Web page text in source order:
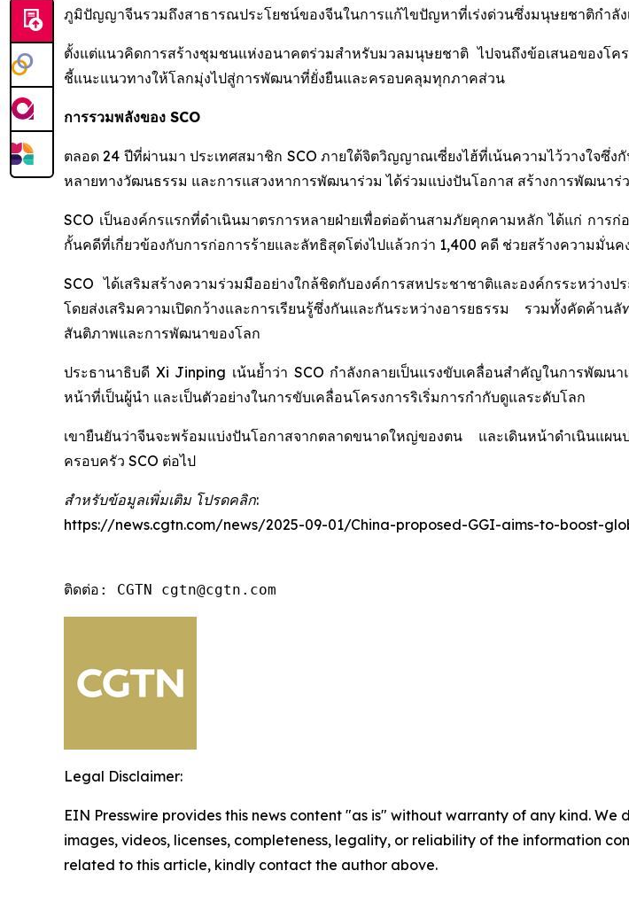
ภูมิปัญญาจีนรวมถึงสาธารณประโยชน์ของจีนในการแก้ไขปัญหาที่เร่งด่วนซึ่งมนุษยชาติกำลั
ตั้งแต่แนวคิดการสร้างชุมชนแห่งอนาคตร่วมสำหรับมวลมนุษยชาติ ไปจนถึงข้อเสนอของโค
ชี้แนะแนวทางให้โลกมุ่งไปสู่การพัฒนาที่ยั่งยืนและครอบคลุมทุกภาคส่วน
การรวมพลังของ SCO
ตลอด 24 ปีที่ผ่านมา ประเทศสมาชิก SCO ภายใต้จิตวิญญาณเซี่ยงไฮ้ที่เน้นความไว้วางใจซึ่
หลายทางวัฒนธรรม และการแสวงหาการพัฒนาร่วม ได้ร่วมแบ่งปันโอกาส สร้างการพัฒนาร่
SCO เป็นองค์กรแรกที่ดำเนินมาตรการหลายฝ่ายเพื่อต่อต้านสามภัยคุกคามหลัก ได้แก่ กา
กั้นคดีที่เกี่ยวข้องกับการก่อการร้ายและลัทธิสุดโต่งไปแล้วกว่า 1,400 คดี ช่วยสร้างความมั่น
SCO ได้เสริมสร้างความร่วมมืออย่างใกล้ชิดกับองค์การสหประชาชาติและองค์กรระหว่า
โดยส่งเสริมความเปิดกว้างและการเรียนรู้ซึ่งกันและกันระหว่างอารยธรรม รวมทั้งคัดค้
สันติภาพและการพัฒนาของโลก
ประธานาธิบดี Xi Jinping เน้นย้ำว่า SCO กำลังกลายเป็นแรงขับเคลื่อนสำคัญในการพัฒน
หน้าที่เป็นผู้นำ และเป็นตัวอย่างในการขับเคลื่อนโครงการริเริ่มการกำกับดูแลระดับโลก
เขายืนยันว่าจีนจะพร้อมแบ่งปันโอกาสจากตลาดขนาดใหญ่ของตน และเดินหน้าดำเนินแผ
ครอบครัว SCO ต่อไป
สำหรับข้อมูลเพิ่มเติม โปรดคลิก:
https://news.cgtn.com/news/2025-09-01/China-proposed-GGI-aims-to-boost-
ติดต่อ: CGTN cgtn@cgtn.com
Legal Disclaimer:
EIN Presswire provides this news content "as is" without warranty of any kind.
images, videos, licenses, completeness, legality, or reliability of the information
related to this article, kindly contact the author above.